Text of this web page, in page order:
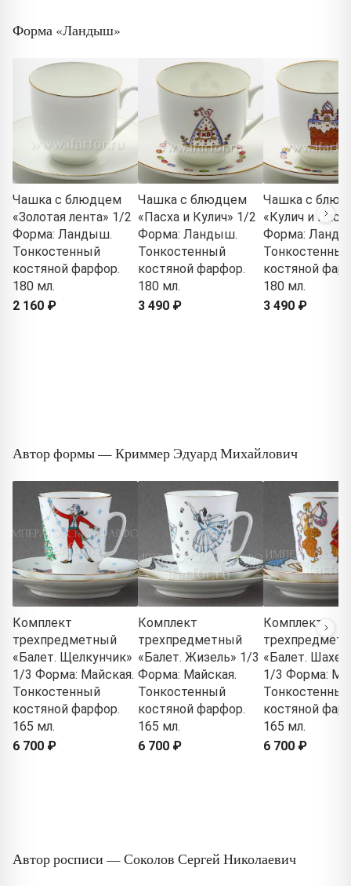
Форма «Ландыш»
Чашка с блюдцем
«Золотая лента» 1/2
Форма: Ландыш.
Тонкостенный
костяной фарфор.
180 мл.
2 160 ₽
Чашка с блюдцем
«Пасха и Кулич» 1/2
Форма: Ландыш.
Тонкостенный
костяной фарфор.
180 мл.
3 490 ₽
Чашка с
«Кулич и
Форма:
Тонкостенный
костяной
180 мл.
3 490 ₽
Автор формы — Криммер Эдуард Михайлович
Комплект
трехпредметный
«Балет. Щелкунчик»
1/3 Форма: Майская.
Тонкостенный
костяной фарфор.
165 мл.
6 700 ₽
Комплект
трехпредметный
«Балет. Жизель» 1/3
Форма: Майская.
Тонкостенный
костяной фарфор.
165 мл.
6 700 ₽
Комплект
«Балет.
1/3 Форма:
Тонкостенный
костяной
165 мл.
6 700 ₽
Автор росписи — Соколов Сергей Николаевич